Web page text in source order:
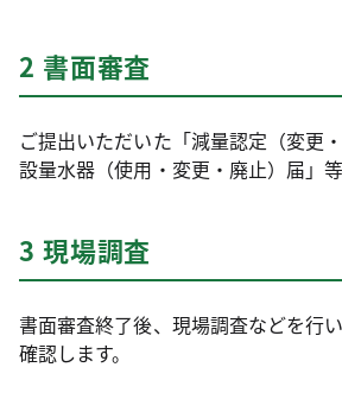
2 書面審査
ご提出いただいた「減量認定（変更
設量水器（使用・変更・廃止）届」等
3 現場調査
書面審査終了後、現場調査などを行
確認します。